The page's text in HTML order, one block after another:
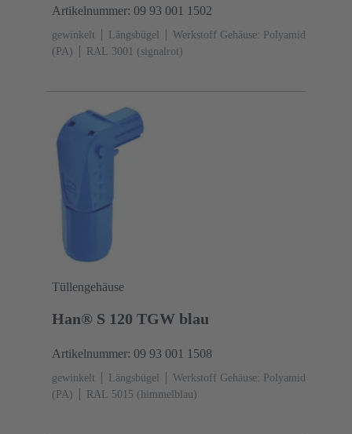
Artikelnummer: 09 93 001 1502
gewinkelt Längsbügel
Werkstoff Gehäuse: Polyamid
(PA)
RAL 3001 (signalrot)
Tüllengehäuse
Han® S 120 TGW blau
Artikelnummer: 09 93 001 1508
gewinkelt Längsbügel
Werkstoff Gehäuse: Polyamid
(PA)
RAL 5015 (himmelblau)